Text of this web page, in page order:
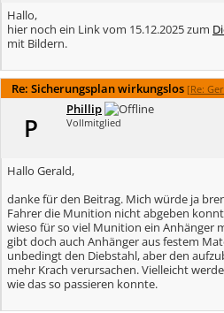
Hallo,
hier noch ein Link vom 15.12.2025 zum
mit Bildern.
Re: Sicherungsplan wirkungslos [Re:
P
Phillip
Vollmitglied
Hallo Gerald,
danke für den Beitrag. Mich würde ja
Fahrer die Munition nicht abgeben
wieso für so viel Munition ein Anhänger
gibt doch auch Anhänger aus festem
unbedingt den Diebstahl, aber den
mehr Krach verursachen. Vielleicht
wie das so passieren konnte.